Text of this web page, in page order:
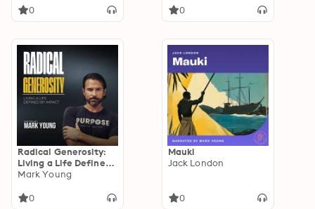
0 0
Radical Generosity:
Living a Life Defined
by Impact
Mark Young
0
Mauki
Jack London
0